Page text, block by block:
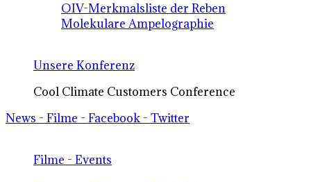
OIV-Merkmalsliste der Reben
Molekulare Ampelographie
Unsere Konferenz
Cool Climate Customers Conference
News - Filme - Facebook - Twitter
Filme - Events